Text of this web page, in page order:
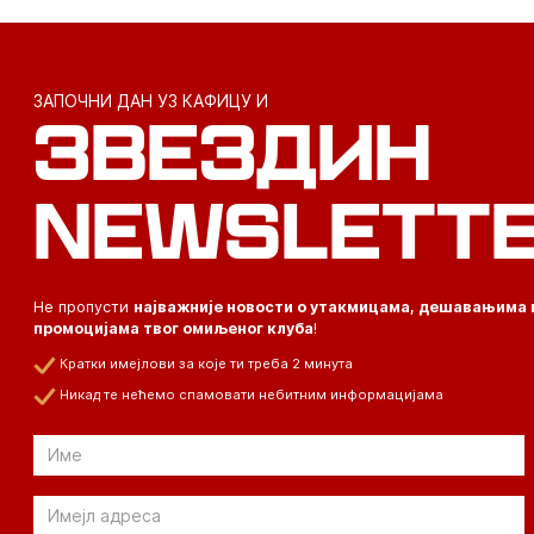
ЗАПОЧНИ ДАН УЗ КАФИЦУ И
ЗВЕЗДИН
Не пропусти најважније новости о утакмицама, дешавањима
промоцијама твог омиљеног клуба!
Кратки имејлови за које ти треба 2 минута
Никад те нећемо спамовати небитним информацијама
Email
Email